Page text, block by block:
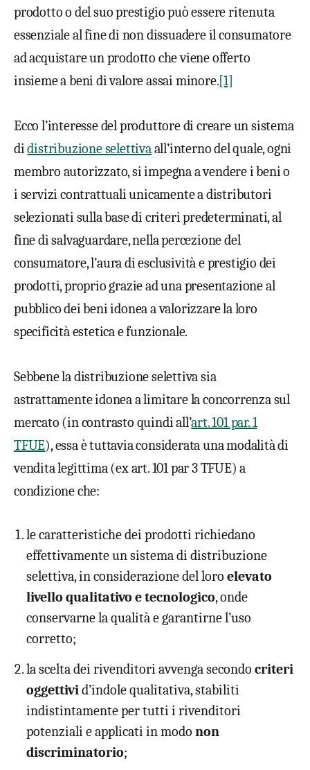
prodotto o del suo prestigio può essere ritenuta
essenziale al fine di non dissuadere il consumatore
ad acquistare un prodotto che viene offerto
insieme a beni di valore assai minore.[1]
Ecco l’interesse del produttore di creare un sistema
didistribuzione selettivaall’interno del quale, ogni
membro autorizzato, si impegna a vendere i beni o
i servizi contrattuali unicamente a distributori
selezionati sulla base di criteri predeterminati, al
fine di salvaguardare, nella percezione del
consumatore, l’aura di esclusività e prestigio dei
prodotti, proprio grazie ad una presentazione al
pubblico dei beni idonea a valorizzare la loro
specificità estetica e funzionale.
Sebbene la distribuzione selettiva sia
astrattamente idonea a limitare la concorrenza sul
mercato (in contrasto quindi all’art. 101 par. 1
TFUE), essa è tuttavia considerata una modalità di
vendita legittima (ex art. 101 par 3 TFUE) a
condizione che:
le caratteristiche dei prodotti richiedano
effettivamente un sistema di distribuzione
selettiva, in considerazione del loro elevato
livello qualitativo e tecnologico, onde
conservarne la qualità e garantirne l’uso
corretto;
la scelta dei rivenditori avvenga secondo criteri
oggettivid’indole qualitativa, stabiliti
indistintamente per tutti i rivenditori
potenziali e applicati in modo non
discriminatorio;